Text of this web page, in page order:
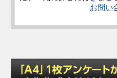
お問い